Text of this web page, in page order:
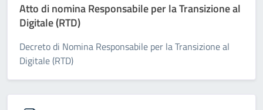
Atto di nomina Responsabile per la Transizione al
Digitale (RTD)
Decreto di Nomina Responsabile per la Transizione al
Digitale (RTD)